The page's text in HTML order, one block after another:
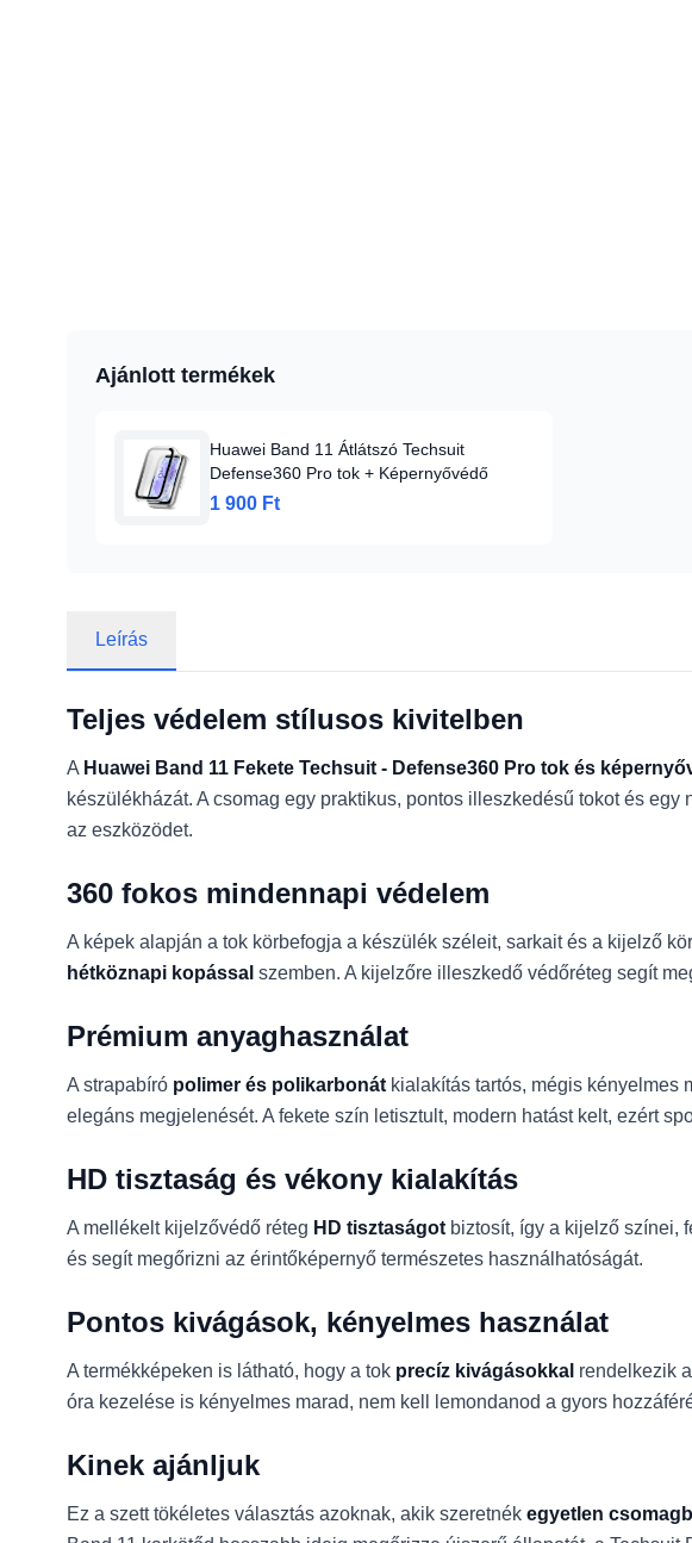
Ajánlott termékek
Huawei Band 11 Átlátszó Techsuit
Defense360 Pro tok + Képernyővédő
1 900 Ft
Leírás
Teljes védelem stílusos kivitelben
A Huawei Band 11 Fekete Techsuit - Defense360 Pro tok és
készülékházát. A csomag egy praktikus, pontos illeszkedésű tokot és
az eszközödet.
360 fokos mindennapi védelem
A képek alapján a tok körbefogja a készülék széleit, sarkait és a kijelző
hétköznapi kopással szemben. A kijelzőre illeszkedő védőréteg segít
Prémium anyaghasználat
A strapabíró polimer és polikarbonát kialakítás tartós, mégis kényelmes
elegáns megjelenését. A fekete szín letisztult, modern hatást kelt, ezért
HD tisztaság és vékony kialakítás
A mellékelt kijelzővédő réteg HD tisztaságot biztosít, így a kijelző színei,
és segít megőrizni az érintőképernyő természetes használhatóságát.
Pontos kivágások, kényelmes használat
A termékképeken is látható, hogy a tok precíz kivágásokkal rendelkezik
óra kezelése is kényelmes marad, nem kell lemondanod a gyors
Kinek ajánljuk
Ez a szett tökéletes választás azoknak, akik szeretnék egyetlen